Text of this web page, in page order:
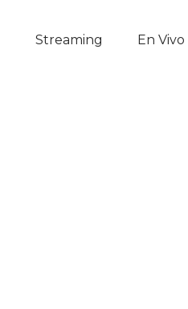
Streaming En Vivo